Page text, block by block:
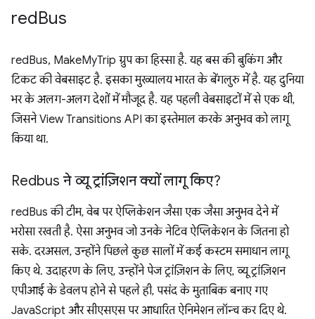
redBus
redBus, MakeMyTrip ग्रुप का हिस्सा है. यह बस की बुकिंग और
टिकट की वेबसाइट है. इसका मुख्यालय भारत के बेंगलुरु में है. यह दुनिया
भर के अलग-अलग देशों में मौजूद है. यह पहली वेबसाइटों में से एक थी,
जिसने View Transitions API का इस्तेमाल करके अनुभव को लागू
किया था.
Redbus ने व्यू ट्रांज़िशन क्यों लागू किए?
redBus की टीम, वेब पर ऐप्लिकेशन जैसा एक जैसा अनुभव देने में
भरोसा रखती है. ऐसा अनुभव जो उनके नेटिव ऐप्लिकेशन के जितना हो
सके. दरअसल, उन्होंने पिछले कुछ सालों में कई कस्टम समाधान लागू
किए थे. उदाहरण के लिए, उन्होंने पेज ट्रांज़िशन के लिए, व्यू ट्रांज़िशन
एपीआई के डेवलप होने से पहले ही, पसंद के मुताबिक बनाए गए
JavaScript और सीएसएस पर आधारित ऐनिमेशन लॉन्च कर दिए थे.